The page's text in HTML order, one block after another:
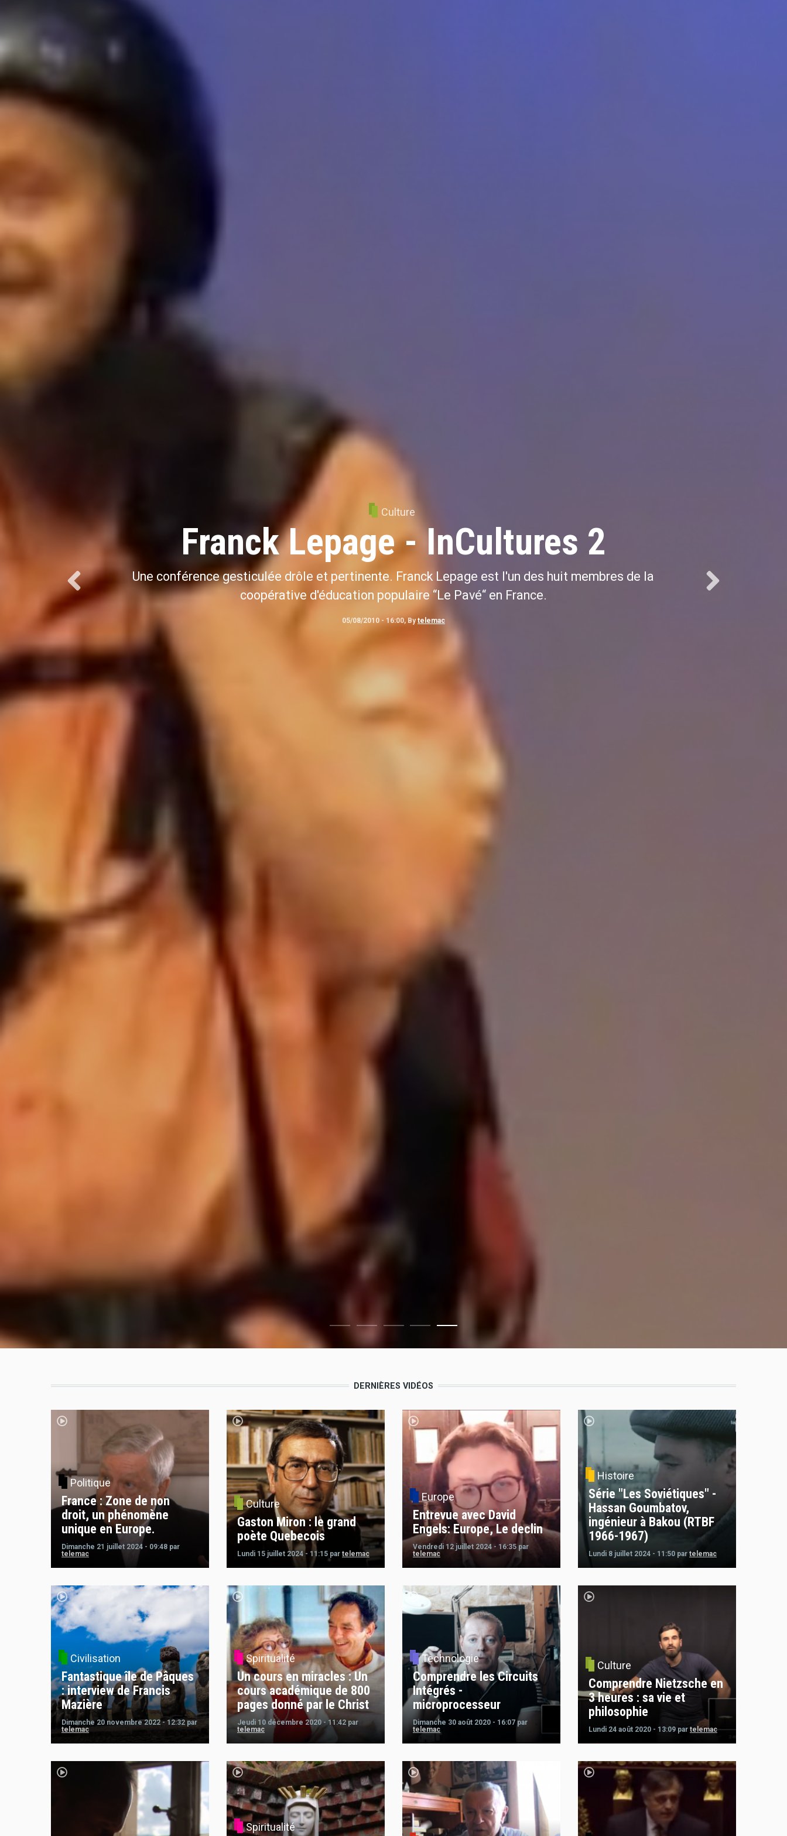
Culture
Franck Lepage - InCultures 2
Une conférence gesticulée drôle et pertinente. Franck Lepage est l'un des huit membres de la
coopérative d'éducation populaire “Le Pavé“ en France.
05/08/2010 - 16:00, Bytelemac
DERNIÈRES VIDÉOS
Politique
France : Zone de non
droit, un phénomène
unique en Europe.
Dimanche 21 juillet 2024 - 09:48 par
telemac
Culture
Gaston Miron : le grand
poète Quebecois
Lundi 15 juillet 2024 - 11:15 par telemac
Europe
Entrevue avec David
Engels: Europe, Le declin
Vendredi 12 juillet 2024 - 16:35 par
telemac
Histoire
Série "Les Soviétiques" -
Hassan Goumbatov,
ingénieur à Bakou (RTBF
1966-1967)
Lundi 8 juillet 2024 - 11:50 par telemac
Civilisation
Fantastique île de Pâques
: interview de Francis
Mazière
Dimanche 20 novembre 2022 - 12:32 par
telemac
Spiritualité
Un cours en miracles : Un
cours académique de 800
pages donné par le Christ
Jeudi 10 décembre 2020 - 11:42 par
telemac
Technologie
Comprendre les Circuits
Intégrés -
microprocesseur
Dimanche 30 août 2020 - 16:07 par
telemac
Culture
Comprendre Nietzsche en
3 heures : sa vie et
philosophie
Lundi 24 août 2020 - 13:09 par telemac
Spiritualité